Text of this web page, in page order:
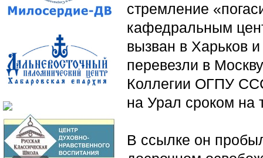
стремление
кафедральным
вызван в Харьков
перевезли в
Коллегии ОГПУ
на Урал сроком на
В ссылке он